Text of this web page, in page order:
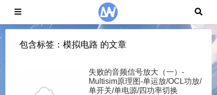
包含标签：模拟电路 的文章
失败的音频信号放大（一）-
Multisim原理图-单运放/OCL功放/
单开关/单电源/四功率切换